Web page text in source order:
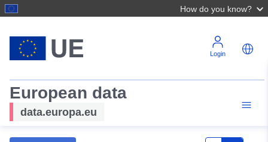
How do you know?
Login
European data
data.europa.eu